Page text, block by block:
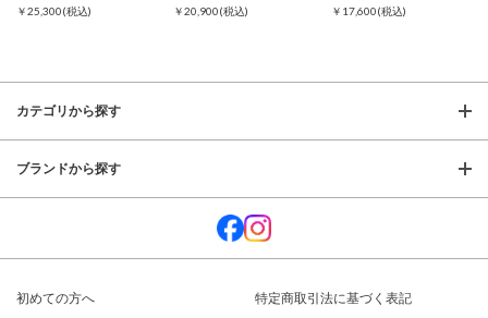
￥25,300(税込)
￥20,900(税込)
￥17,600(税込)
カテゴリから探す
ブランドから探す
初めての方へ 特定商取引法に基づく表記